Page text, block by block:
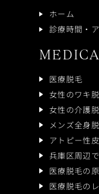
ホーム
診療時間・
医療脱毛
女性のワキ
女性の介護
メンズ全身
アトピー性
兵庫区周辺
医療脱毛の
医療脱毛の